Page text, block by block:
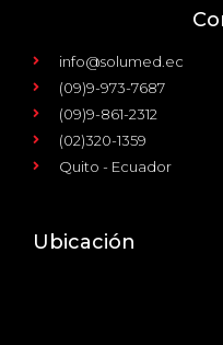
info@solumed.ec
(09)9-973-7687
(09)9-861-2312
(02)320-1359
Quito - Ecuador
Ubicación